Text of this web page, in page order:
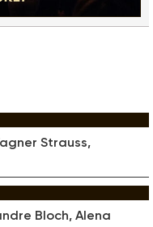
Strauss,
Bloch, Alena